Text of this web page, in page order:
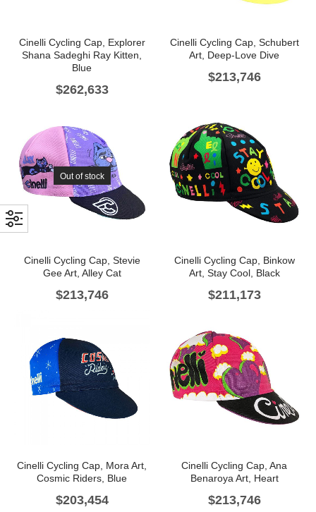
Cinelli Cycling Cap, Explorer
Shana Sadeghi Ray Kitten,
Blue
$262,633
Cinelli Cycling Cap, Schubert
Art, Deep-Love Dive
$213,746
Out of stock
Cinelli Cycling Cap, Stevie
Gee Art, Alley Cat
$213,746
Cinelli Cycling Cap, Binkow
Art, Stay Cool, Black
$211,173
Cinelli Cycling Cap, Mora Art,
Cosmic Riders, Blue
$203,454
Cinelli Cycling Cap, Ana
Benaroya Art, Heart
$213,746